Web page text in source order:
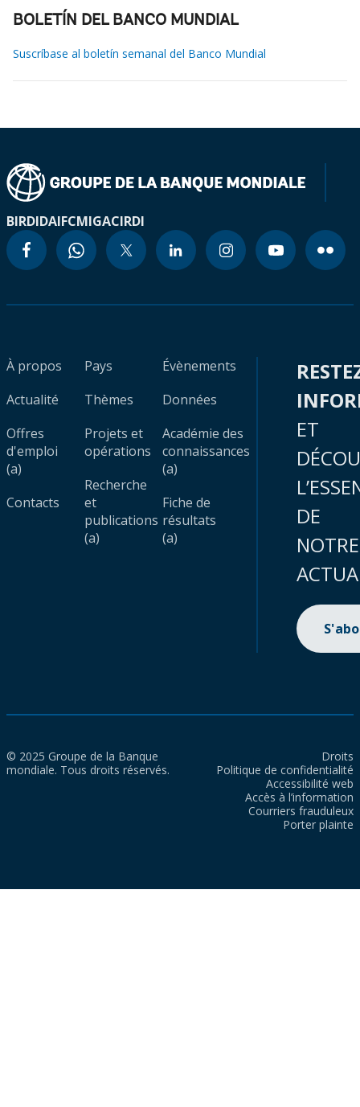
BOLETÍN DEL BANCO MUNDIAL
Suscríbase al boletín semanal del Banco Mundial
BIRDIDAIFCMIGACIRDI
À propos
Actualité
Offres
d'emploi
(a)
Contacts
Pays
Thèmes
Projets et
opérations
Recherche
et
publications
(a)
Évènements
Données
Académie des
connaissances
(a)
Fiche de
résultats
(a)
ET
DE
NOTRE
© 2025 Groupe de la Banque
mondiale. Tous droits réservés.
Droits
Politique de confidentialité
Accessibilité web
Accès à l’information
Courriers frauduleux
Porter plainte